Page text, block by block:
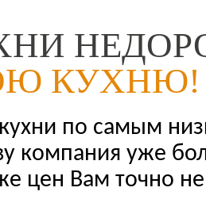
КУХНЮ!
по самым
компания уже
цен Вам точно